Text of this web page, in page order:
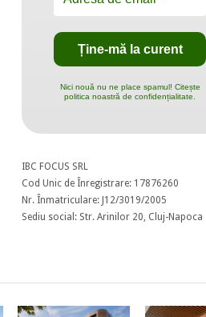
Nici nouă nu ne place spamul! Citește
politica noastră de confidențialitate.
IBC FOCUS SRL
Cod Unic de Înregistrare: 17876260
Nr. Înmatriculare: J12/3019/2005
Sediu social: Str. Arinilor 20, Cluj-Napoca